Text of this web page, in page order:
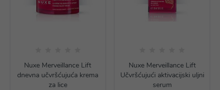
Nuxe Merveillance Lift
dnevna učvršćujuća krema
za lice
Nuxe Merveillance Lift
Učvršćujući aktivacijski uljni
serum